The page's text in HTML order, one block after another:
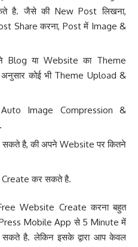
है. जैसे की New Post लिखना,
Share करना, Post में Image &
या Website का Theme
कोई भी Theme Upload &
Image Compression &
है, की अपने Website पर कितने
कर सकते है.
Website Create करना बहुत
Mobile App से 5 Minute में
है. लेकिन इसके द्वारा आप केवल